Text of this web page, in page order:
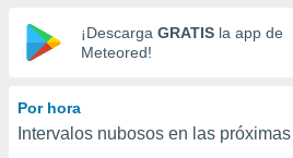
y
digital
basada
¡Descarga GRATIS la app de
Meteored!
Por hora
Intervalos nubosos en las